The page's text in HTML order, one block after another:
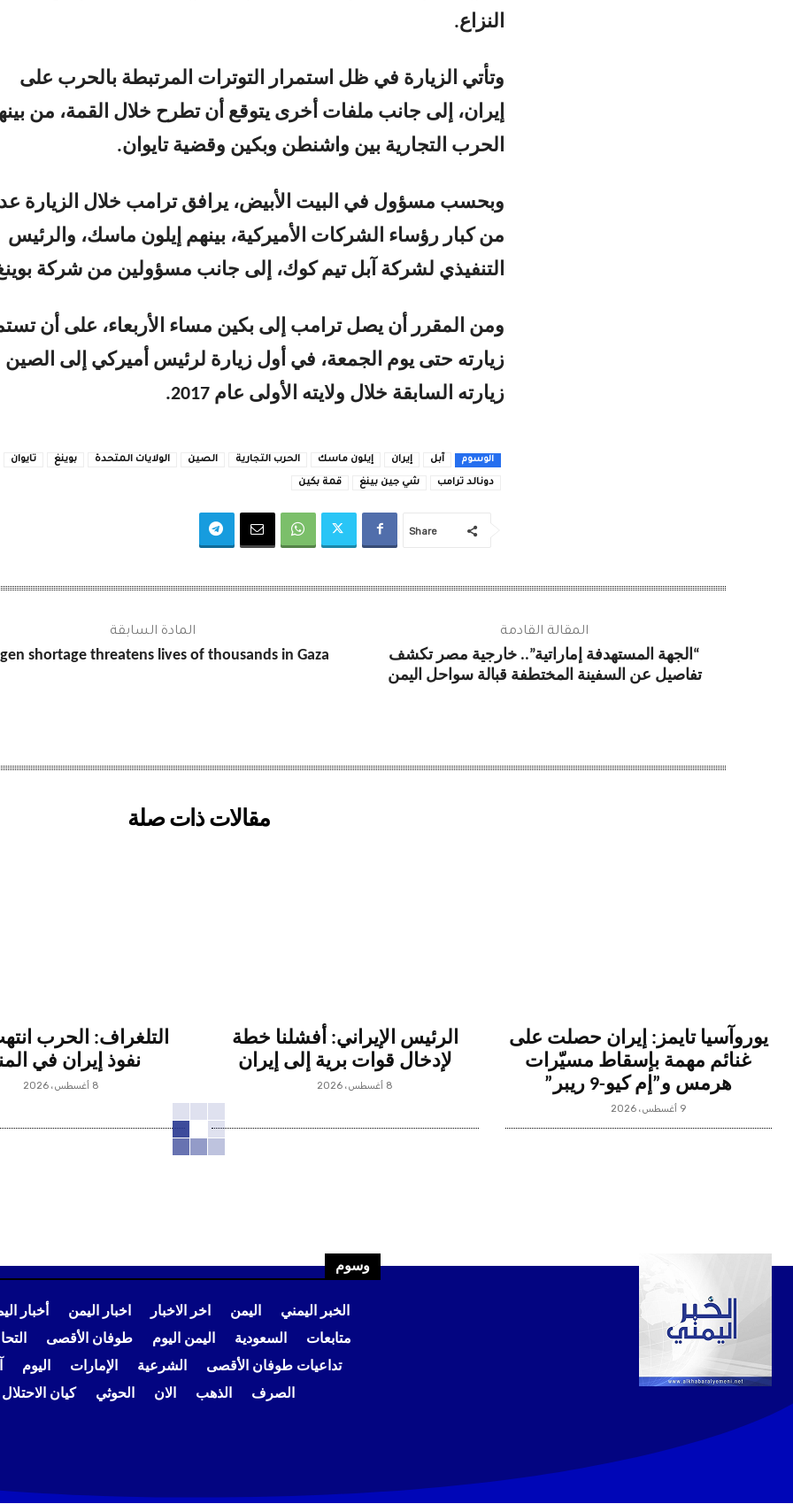
النزاع.
وتأتي الزيارة في ظل استمرار التوترات المرتبطة بالحرب على
إيران، إلى جانب ملفات أخرى يتوقع أن تطرح خلال القمة، من
الحرب التجارية بين واشنطن وبكين وقضية تايوان.
وبحسب مسؤول في البيت الأبيض، يرافق ترامب خلال الزيارة
من كبار رؤساء الشركات الأميركية، بينهم إيلون ماسك، والرئيس
التنفيذي لشركة آبل تيم كوك، إلى جانب مسؤولين من شركة
ومن المقرر أن يصل ترامب إلى بكين مساء الأربعاء، على أن
زيارته حتى يوم الجمعة، في أول زيارة لرئيس أميركي إلى الصين
زيارته السابقة خلال ولايته الأولى عام 2017.
الوسوم آبل إيران إيلون ماسك الحرب التجارية الصين الولايات المتحدة بوينغ تايوان
دونالد ترامب شي جين بينغ قمة بكين
Share
المادة السابقة
shortage threatens lives of thousands in Gaza
المقالة القادمة
“الجهة المستهدفة إماراتية”.. خارجية مصر تكشف
تفاصيل عن السفينة المختطفة قبالة سواحل اليمن
مقالات ذات صلة
يوروآسيا تايمز: إيران حصلت على
غنائم مهمة بإسقاط مسيّرات
هرمس و”إم كيو-9 ريبر”
9 أغسطس، 2026
الرئيس الإيراني: أفشلنا خطة
لإدخال قوات برية إلى إيران
8 أغسطس، 2026
التلغراف: الحرب
نفوذ إيران في
8 أغسطس، 2026
وسوم
الخبر اليمني اليمن اخر الاخبار اخبار اليمن
أخبار
متابعات
السعودية اليمن اليوم طوفان الأقصى
تداعيات طوفان الأقصى
الشرعية الإمارات اليوم
الصرف
الذهب الان الحوثي كيان الاحتلال